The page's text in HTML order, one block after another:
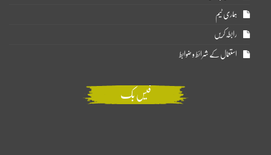
ہماری ٹیم
رابطہ کریں
استعمال کے شرائط و ضوابط
فیس بک